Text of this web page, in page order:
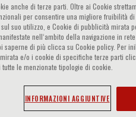
anche di terze parti. Oltre ai Cookie
per consentire una migliore fruibilità
sul suo utilizzo, e Cookie di pubblicità
nell‘ambito della navigazione in
saperne di più clicca su Cookie policy. Per
e/o i cookie di specifiche terze parti clicca
le menzionate tipologie di cookie.
INFORMAZIONI AGGIUNTIVE